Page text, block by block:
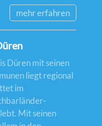
mehr erfahren
Düren mit seinen
liegt regional
im
Mit seinen